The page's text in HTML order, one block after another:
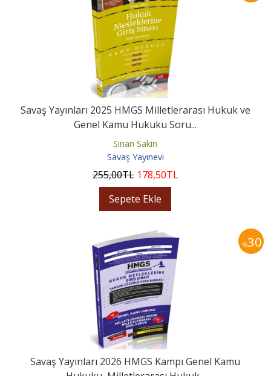
Savaş Yayınları 2025 HMGS Milletlerarası Hukuk ve
Genel Kamu Hukuku Soru...
Sinan Sakin
Savaş Yayınevi
255,00TL 178,50TL
Sepete Ekle
%30
Savaş Yayınları 2026 HMGS Kampı Genel Kamu